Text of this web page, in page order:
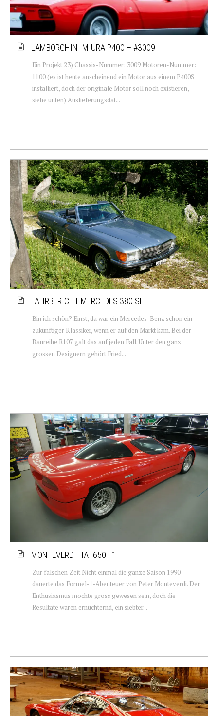
LAMBORGHINI MIURA P400 – #3009
Ein Projekt 23) Chassis-Nummer: 3009 Motoren-Nummer:
1100 (es ist heute anscheinend ein Motor aus einem P400S
installiert, doch der originale Motor soll noch existieren,
siehe unten) Auslieferungsdat...
FAHRBERICHT MERCEDES 380 SL
Bin ich schön? Einst, da war ein Mercedes-Benz schon ein
zukünftiger Klassiker, wenn er auf den Markt kam. Bei der
Baureihe R107 galt das auf jeden Fall. Unter den ganz
grossen Designern gehört Fried...
MONTEVERDI HAI 650 F1
Zur falschen Zeit Nicht einmal die ganze Saison 1990
dauerte das Formel-1-Abenteuer von Peter Monteverdi. Der
Enthusiasmus mochte gross gewesen sein, doch die
Resultate waren ernüchternd, ein siebter...